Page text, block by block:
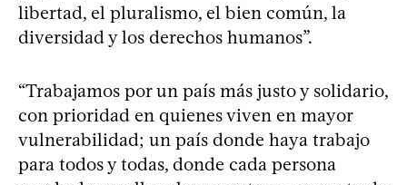
libertad, el pluralismo, el bien común, la
diversidad y los derechos humanos”.
“Trabajamos por un país más justo y solidario,
con prioridad en quienes viven en mayor
vulnerabilidad; un país donde haya trabajo
para todos y todas, donde cada persona